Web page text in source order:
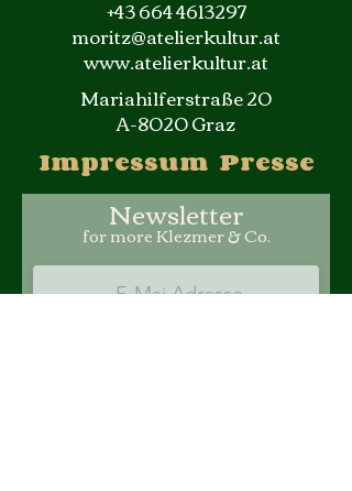
+43 664 4613297
moritz@atelierkultur.at
www.atelierkultur.at
Mariahilferstraße 20
A-8020 Graz
Impressum Presse
Newsletter
for more Klezmer & Co.